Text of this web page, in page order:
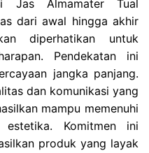
Jas Almamater Tual
dari awal hingga akhir
diperhatikan untuk
Pendekatan ini
jangka panjang.
dan komunikasi yang
mampu memenuhi
estetika. Komitmen ini
produk yang layak